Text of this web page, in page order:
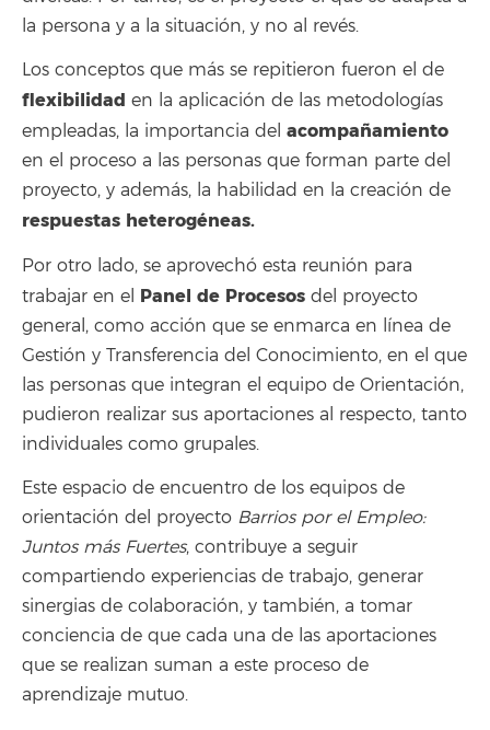
la persona y a la situación, y no al revés.
Los conceptos que más se repitieron fueron el de
flexibilidad en la aplicación de las metodologías
empleadas, la importancia del acompañamiento
en el proceso a las personas que forman parte del
proyecto, y además, la habilidad en la creación de
respuestas heterogéneas.
Por otro lado, se aprovechó esta reunión para
trabajar en el Panel de Procesos del proyecto
general, como acción que se enmarca en línea de
Gestión y Transferencia del Conocimiento, en el que
las personas que integran el equipo de Orientación,
pudieron realizar sus aportaciones al respecto, tanto
individuales como grupales.
Este espacio de encuentro de los equipos de
orientación del proyecto Barrios por el Empleo:
Juntos más Fuertes, contribuye a seguir
compartiendo experiencias de trabajo, generar
sinergias de colaboración, y también, a tomar
conciencia de que cada una de las aportaciones
que se realizan suman a este proceso de
aprendizaje mutuo.